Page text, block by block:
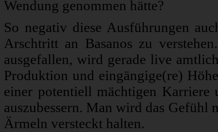
Wendung genommen hätte?
So negativ diese Ausführungen
Arschtritt an Basanos zu
ausgefallen, wird gerade live
Produktion und eingängige(re)
einer potentiell mächtigen Karriere
auszubessern. Man wird das
Ärmeln versteckt halten.